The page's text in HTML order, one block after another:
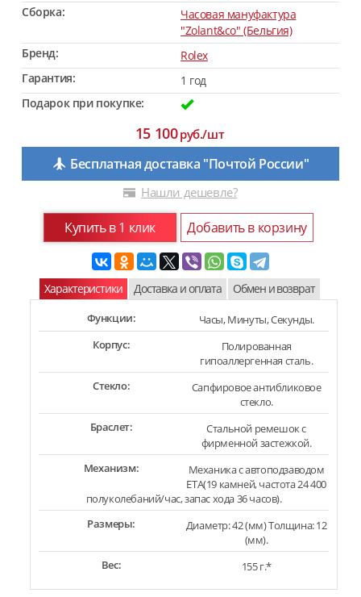
Сборка:
Часовая мануфактура
"Zolant&co" (Бельгия)
Бренд:
Rolex
Гарантия:
1 год
Подарок при покупке:
15 100руб./шт
Бесплатная доставка "Почтой России"
Нашли дешевле?
Купить в 1 клик Добавить в корзину
Характеристики Доставка и оплата Обмен и возврат
Функции:
Часы, Минуты, Секунды.
Корпус:
Полированная
гипоаллергенная сталь.
Стекло:
Сапфировое антибликовое
стекло.
Браслет:
Стальной ремешок с
фирменной застежкой.
Механизм:
Механика с автоподзаводом
ETA(19 камней, частота 24 400
полуколебаний/час, запас хода 36 часов).
Размеры:
Диаметр: 42 (мм) Толщина: 12
(мм).
Вес:
155 г.*